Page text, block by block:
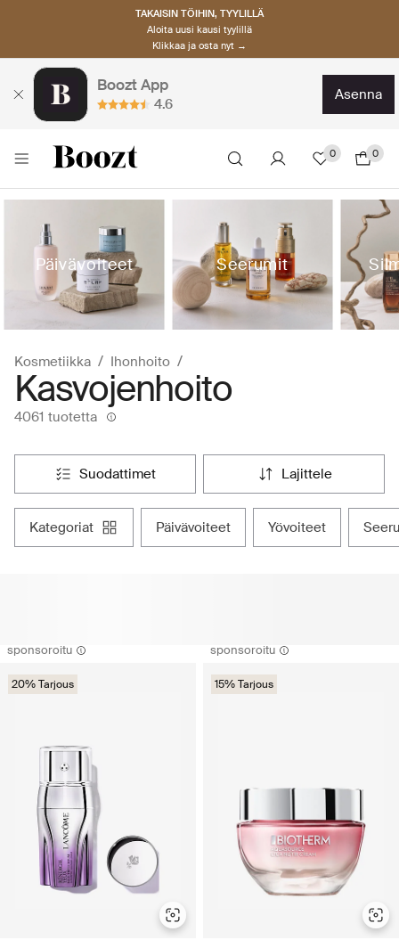
TAKAISIN TÖIHIN, TYYLILLÄ
Aloita uusi kausi tyylillä
Klikkaa ja osta nyt →
Boozt App
4.6
asenna
0 0
Päivävoiteet Seerumit
Kosmetiikka Ihonhoito
Kasvojenhoito
4061 tuotetta
suodattimet lajittele
kategoriat päivävoiteet yövoiteet
sponsoroitu
20% Tarjous
sponsoroitu
15% Tarjous